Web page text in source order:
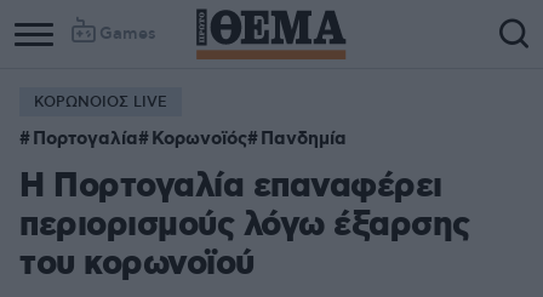
Games
ΚΟΡΩΝΟΙΟΣ LIVE
Πορτογαλία Κορωνοϊός Πανδημία
Η Πορτογαλία επαναφέρει
περιορισμούς λόγω έξαρσης
του κορωνοϊού